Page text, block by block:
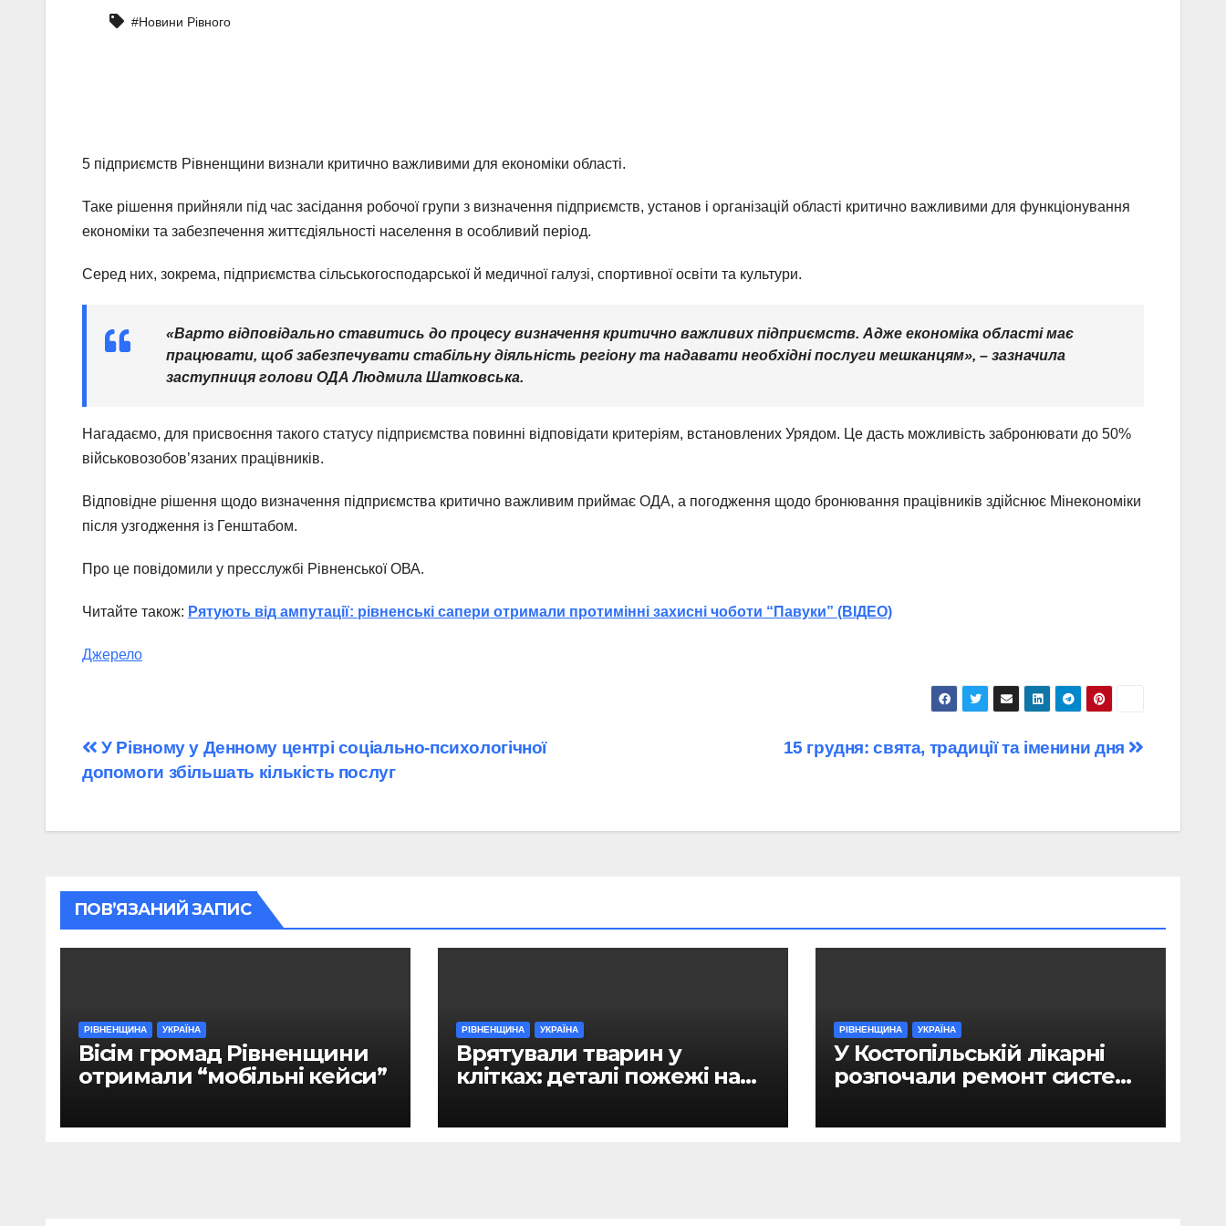
#Новини Рівного
5 підприємств Рівненщини визнали критично важливими для економіки області.
Таке рішення прийняли під час засідання робочої групи з визначення підприємств, установ і організацій області критично важливими для функціонування
економіки та забезпечення життєдіяльності населення в особливий період.
Серед них, зокрема, підприємства сільськогосподарської й медичної галузі, спортивної освіти та культури.
«Варто відповідально ставитись до процесу визначення критично важливих підприємств. Адже економіка області має
працювати, щоб забезпечувати стабільну діяльність регіону та надавати необхідні послуги мешканцям», – зазначила
заступниця голови ОДА Людмила Шатковська.
Нагадаємо, для присвоєння такого статусу підприємства повинні відповідати критеріям, встановлених Урядом. Це дасть можливість забронювати до 50%
військовозобов’язаних працівників.
Відповідне рішення щодо визначення підприємства критично важливим приймає ОДА, а погодження щодо бронювання працівників здійснює Мінекономіки
після узгодження із Генштабом.
Про це повідомили у пресслужбі Рівненської ОВА.
Читайте також: Рятують від ампутації: рівненські сапери отримали протимінні захисні чоботи “Павуки” (ВІДЕО)
Джерело
Навігація
записів
15 грудня: свята, традиції та іменини дня
У Рівному у Денному центрі соціально-психологічної
допомоги збільшать кількість послуг
ПОВ’ЯЗАНИЙ ЗАПИС
РІВНЕНЩИНА УКРАЇНА
Вісім громад Рівненщини
отримали “мобільні кейси”
РІВНЕНЩИНА УКРАЇНА
Врятували тварин у
клітках: деталі пожежі на
РІВНЕНЩИНА УКРАЇНА
У Костопільській лікарні
розпочали ремонт системи